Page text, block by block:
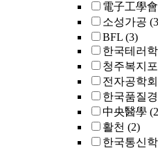
電子工學會
소성가공
BFL (3)
한국테러
청주복지
전자공학회
한국품질
中央醫學
활천 (2)
한국통신